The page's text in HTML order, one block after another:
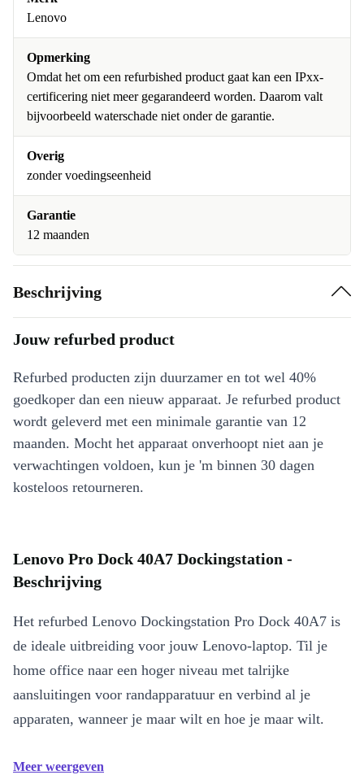
Lenovo
Opmerking
Omdat het om een refurbished product gaat kan een IPxx-
certificering niet meer gegarandeerd worden. Daarom valt
bijvoorbeeld waterschade niet onder de garantie.
Overig
zonder voedingseenheid
Garantie
12 maanden
Beschrijving
Jouw refurbed product
Refurbed producten zijn duurzamer en tot wel 40%
goedkoper dan een nieuw apparaat. Je refurbed product
wordt geleverd met een minimale garantie van 12
maanden. Mocht het apparaat onverhoopt niet aan je
verwachtingen voldoen, kun je 'm binnen 30 dagen
kosteloos retourneren.
Lenovo Pro Dock 40A7 Dockingstation -
Beschrijving
Het refurbed Lenovo Dockingstation Pro Dock 40A7 is
de ideale uitbreiding voor jouw Lenovo-laptop. Til je
home office naar een hoger niveau met talrijke
aansluitingen voor randapparatuur en verbind al je
apparaten, wanneer je maar wilt en hoe je maar wilt.
Meer weergeven